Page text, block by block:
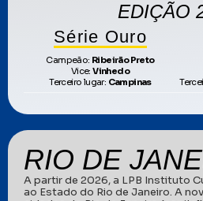
EDIÇÃO
Série Ouro
Campeão: Ribeirão Preto
Vice:Vinhedo
Terceiro lugar: Campinas
RIO DE
A partir de 2026, a LPB Instituto
ao Estado do Rio de Janeiro. A